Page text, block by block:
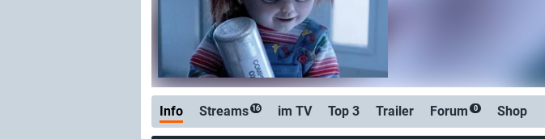
Info Streams 16 im TV Top 3 Trailer Forum 0 Shop